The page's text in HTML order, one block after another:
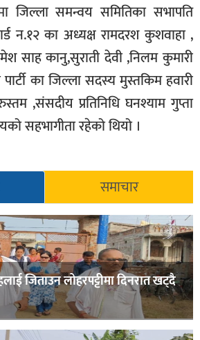
जिल्ला समन्वय समितिका सभापति
न.१२ का अध्यक्ष रामदरश कुशवाहा ,
साह कानु,सुराती देवी ,निलम कुमारी
का जिल्ला सदस्य मुस्तकिम हवारी
,संसदीय प्रतिनिधि घनश्याम गुप्ता
सहभागीता रहेको थियो ।
समाचार
जिताउन लोहरपट्टीमा दिनरात खट्दै